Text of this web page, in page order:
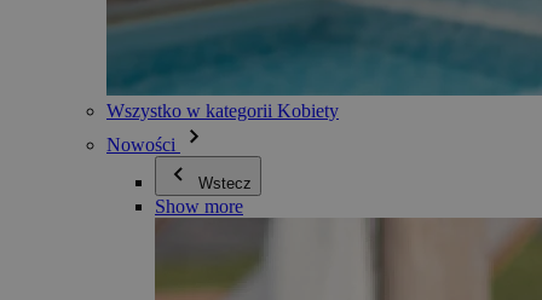
Wszystko w kategorii Kobiety
Nowości
Wstecz
Show more